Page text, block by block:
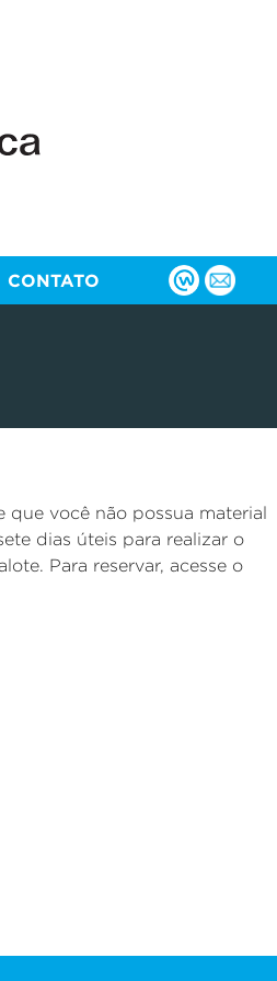
CONTATO
que você não possua material
dias úteis para realizar o
Para reservar, acesse o